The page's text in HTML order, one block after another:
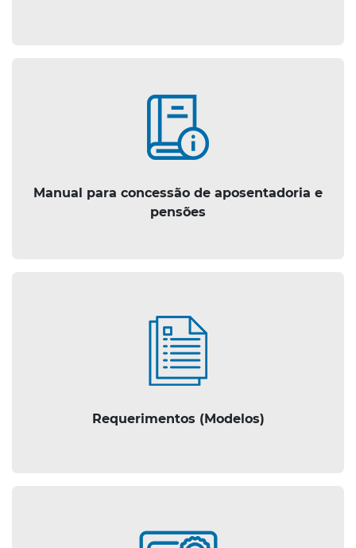
Manual para concessão de aposentadoria e
pensões
Requerimentos (Modelos)